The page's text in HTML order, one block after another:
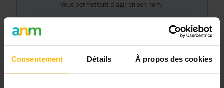
Consentement Détails À propos des cookies
vous permettant d'agir en son nom.